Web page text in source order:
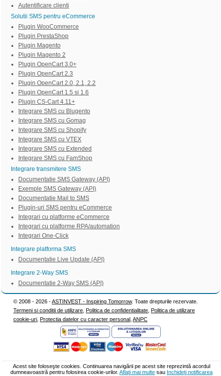
Autentificare clienti
Solutii SMS pentru eCommerce
Plugin WooCommerce
Plugin PrestaShop
Plugin Magento
Plugin Magento 2
Plugin OpenCart 3.0+
Plugin OpenCart 2.3
Plugin OpenCart 2.0, 2.1, 2.2
Plugin OpenCart 1.5 si 1.6
Plugin CS-Cart 4.11+
Integrare SMS cu Blugento
Integrare SMS cu Gomag
Integrare SMS cu Shopify
Integrare SMS cu VTEX
Integrare SMS cu Extended
Integrare SMS cu FamShop
Integrare transmitere SMS
Documentatie SMS Gateway (API)
Exemple SMS Gateway (API)
Documentatie Mail to SMS
Plugin-uri SMS pentru eCommerce
Integrari cu platforme eCommerce
Integrari cu platforme RPA/automation
Integrari One-Click
Integrare platforma SMS
Documentatie Live Update (API)
Integrare 2-Way SMS
Documentatie 2-Way SMS (API)
© 2008 - 2026 -ASTINVEST - Inspiring Tomorrow. Toate drepturile rezervate.
Termeni si conditii de utilizare Politica de confidentialitate Politica de utilizare
cookie-uri Protectia datelor cu caracter personal ANPC
Acest site foloseşte cookies. Continuarea navigării pe acest site reprezintă acordul
dumneavoastră pentru folosirea cookie-urilor. Aflaţi mai multe sau Inchideţi notificarea